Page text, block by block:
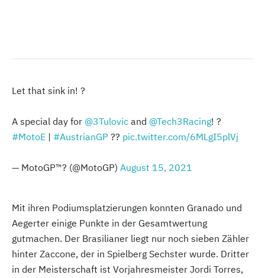
Let that sink in! ?
A special day for @3Tulovic and @Tech3Racing! ?
#MotoE | #AustrianGP ?? pic.twitter.com/6MLgI5plVj
— MotoGP™? (@MotoGP) August 15, 2021
Mit ihren Podiumsplatzierungen konnten Granado und
Aegerter einige Punkte in der Gesamtwertung
gutmachen. Der Brasilianer liegt nur noch sieben Zähler
hinter Zaccone, der in Spielberg Sechster wurde. Dritter
in der Meisterschaft ist Vorjahresmeister Jordi Torres,